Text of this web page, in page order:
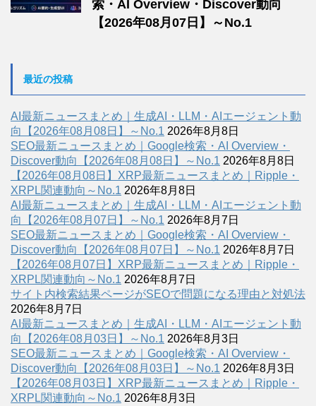
索・AI Overview・Discover動向
【2026年08月07日】～No.1
最近の投稿
AI最新ニュースまとめ｜生成AI・LLM・AIエージェント動
向【2026年08月08日】～No.1 2026年8月8日
SEO最新ニュースまとめ｜Google検索・AI Overview・
Discover動向【2026年08月08日】～No.1 2026年8月8日
【2026年08月08日】XRP最新ニュースまとめ｜Ripple・
XRPL関連動向～No.1 2026年8月8日
AI最新ニュースまとめ｜生成AI・LLM・AIエージェント動
向【2026年08月07日】～No.1 2026年8月7日
SEO最新ニュースまとめ｜Google検索・AI Overview・
Discover動向【2026年08月07日】～No.1 2026年8月7日
【2026年08月07日】XRP最新ニュースまとめ｜Ripple・
XRPL関連動向～No.1 2026年8月7日
サイト内検索結果ページがSEOで問題になる理由と対処法
2026年8月7日
AI最新ニュースまとめ｜生成AI・LLM・AIエージェント動
向【2026年08月03日】～No.1 2026年8月3日
SEO最新ニュースまとめ｜Google検索・AI Overview・
Discover動向【2026年08月03日】～No.1 2026年8月3日
【2026年08月03日】XRP最新ニュースまとめ｜Ripple・
XRPL関連動向～No.1 2026年8月3日